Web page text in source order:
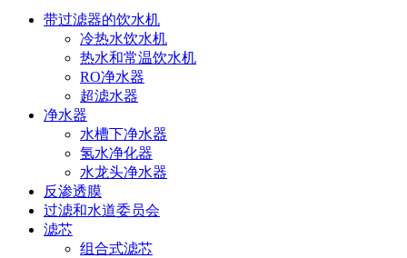
带过滤器的饮水机
冷热水饮水机
热水和常温饮水机
RO净水器
超滤水器
净水器
水槽下净水器
氢水净化器
水龙头净水器
反渗透膜
过滤和水道委员会
滤芯
组合式滤芯